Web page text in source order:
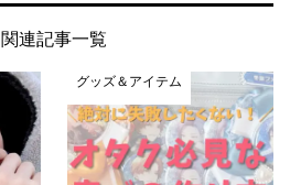
関連記事一覧
グッズ＆アイテム